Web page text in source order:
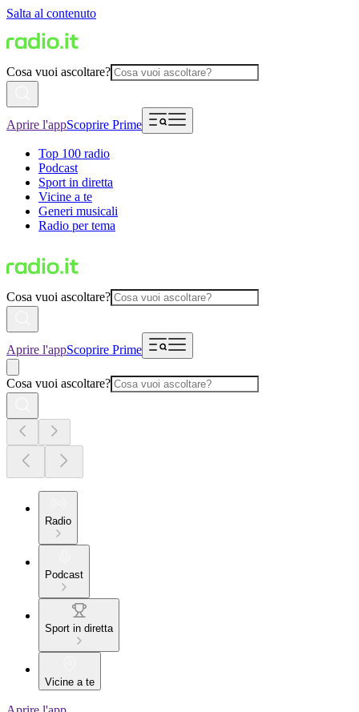
Salta al contenuto
Cosa vuoi ascoltare?
Aprire l'appScoprire Prime
Top 100 radio
Podcast
Sport in diretta
Vicine a te
Generi musicali
Radio per tema
Cosa vuoi ascoltare?
Aprire l'appScoprire Prime
Cosa vuoi ascoltare?
Radio
Podcast
Sport in diretta
Vicine a te